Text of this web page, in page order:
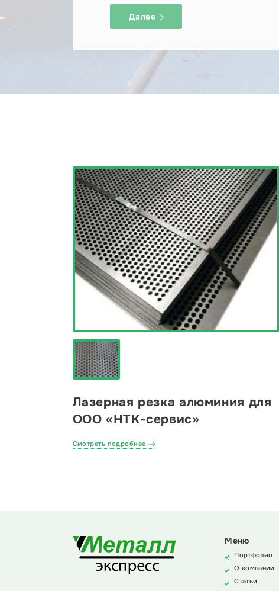
Далее
Лазерная резка алюминия для
ООО «НТК-сервис»
Смотреть подробнее
Меню
Портфолио
О компании
Статьи